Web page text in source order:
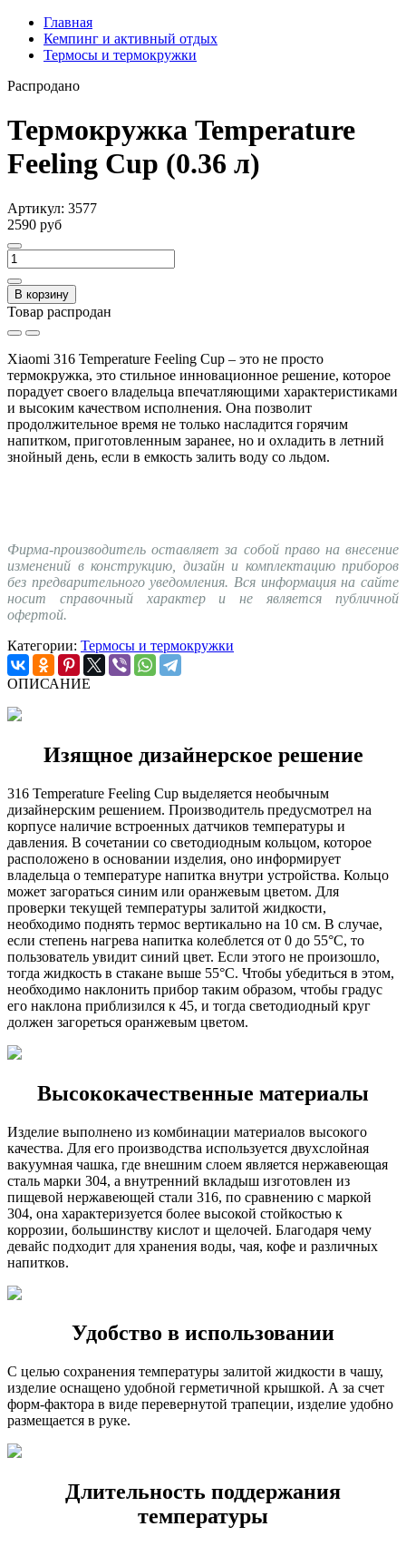
Главная
Кемпинг и активный отдых
Термосы и термокружки
Распродано
Термокружка Temperature
Feeling Cup (0.36 л)
Артикул: 3577
2590 руб
В корзину
Товар распродан
Xiaomi 316 Temperature Feeling Cup – это не просто
термокружка, это стильное инновационное решение, которое
порадует своего владельца впечатляющими характеристиками
и высоким качеством исполнения. Она позволит
продолжительное время не только насладится горячим
напитком, приготовленным заранее, но и охладить в летний
знойный день, если в емкость залить воду со льдом.
Фирма-производитель оставляет за собой право на внесение
изменений в конструкцию, дизайн и комплектацию приборов
без предварительного уведомления. Вся информация на сайте
носит справочный характер и не является публичной
офертой.
Категории: Термосы и термокружки
ОПИСАНИЕ
Изящное дизайнерское решение
316 Temperature Feeling Cup выделяется необычным
дизайнерским решением. Производитель предусмотрел на
корпусе наличие встроенных датчиков температуры и
давления. В сочетании со светодиодным кольцом, которое
расположено в основании изделия, оно информирует
владельца о температуре напитка внутри устройства. Кольцо
может загораться синим или оранжевым цветом. Для
проверки текущей температуры залитой жидкости,
необходимо поднять термос вертикально на 10 см. В случае,
если степень нагрева напитка колеблется от 0 до 55°C, то
пользователь увидит синий цвет. Если этого не произошло,
тогда жидкость в стакане выше 55°C. Чтобы убедиться в этом,
необходимо наклонить прибор таким образом, чтобы градус
его наклона приблизился к 45, и тогда светодиодный круг
должен загореться оранжевым цветом.
Высококачественные материалы
Изделие выполнено из комбинации материалов высокого
качества. Для его производства используется двухслойная
вакуумная чашка, где внешним слоем является нержавеющая
сталь марки 304, а внутренний вкладыш изготовлен из
пищевой нержавеющей стали 316, по сравнению с маркой
304, она характеризуется более высокой стойкостью к
коррозии, большинству кислот и щелочей. Благодаря чему
девайс подходит для хранения воды, чая, кофе и различных
напитков.
Удобство в использовании
С целью сохранения температуры залитой жидкости в чашу,
изделие оснащено удобной герметичной крышкой. А за счет
форм-фактора в виде перевернутой трапеции, изделие удобно
размещается в руке.
Длительность поддержания
температуры